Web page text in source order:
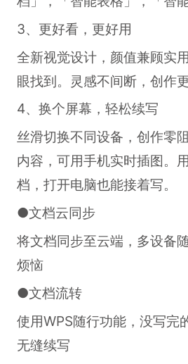
3、更好看，更好用
全新视觉设计，颜值兼顾实
眼找到。灵感不间断，创作更
4、换个屏幕，轻松续写
丝滑切换不同设备，创作零
内容，可用手机实时插图。
档，打开电脑也能接着写。
●文档云同步
将文档同步至云端，多设备
烦恼
●文档流转
使用WPS随行功能，没写完
无缝续写